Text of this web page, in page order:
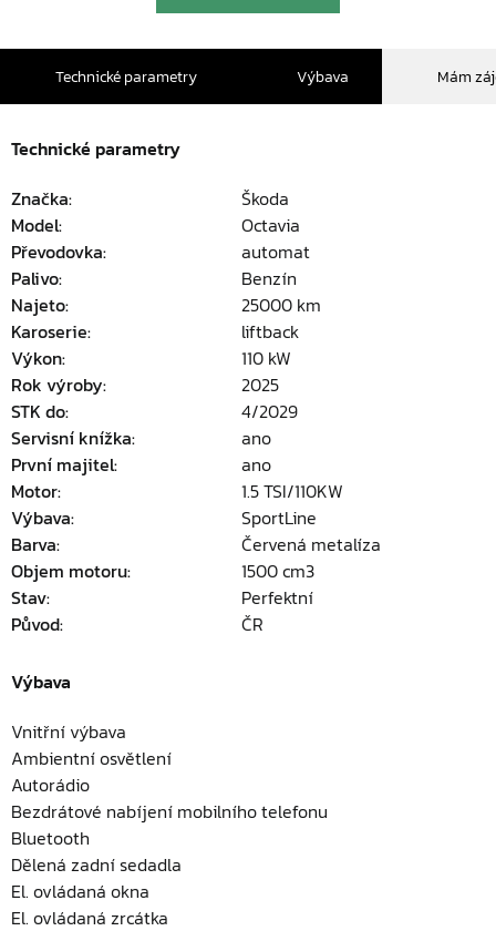
Technické parametry Výbava Mám
Technické parametry
Značka:
Škoda
Model:
Octavia
Převodovka:
automat
Palivo:
Benzín
Najeto:
25000 km
Karoserie:
liftback
Výkon:
110 kW
Rok výroby:
2025
STK do:
4/2029
Servisní knížka:
ano
První majitel:
ano
Motor:
1.5 TSI/110KW
Výbava:
SportLine
Barva:
Červená metalíza
Objem motoru:
1500 cm3
Stav:
Perfektní
Původ:
ČR
Výbava
Vnitřní výbava
Ambientní osvětlení
Autorádio
Bezdrátové nabíjení mobilního telefonu
Bluetooth
Dělená zadní sedadla
El. ovládaná okna
El. ovládaná zrcátka